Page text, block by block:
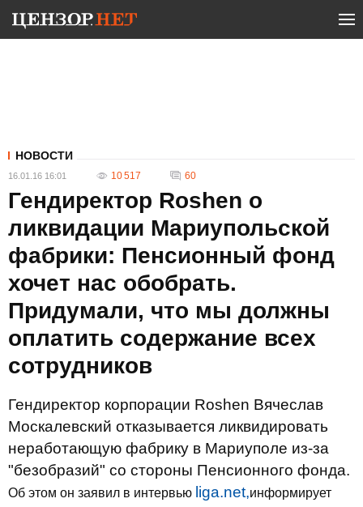
НОВОСТИ
16.01.16 16:01 10 517 60
Гендиректор Roshen о
ликвидации Мариупольской
фабрики: Пенсионный фонд
хочет нас обобрать.
Придумали, что мы должны
оплатить содержание всех
сотрудников
Гендиректор корпорации Roshen Вячеслав
Москалевский отказывается ликвидировать
неработающую фабрику в Мариуполе из-за
"безобразий" со стороны Пенсионного фонда.
Об этом он заявил в интервью liga.net,информирует